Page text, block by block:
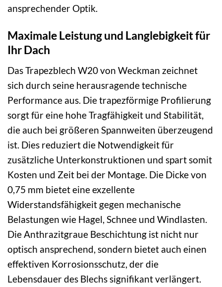
ansprechender Optik.
Maximale Leistung und Langlebigkeit für
Ihr Dach
Das Trapezblech W20 von Weckman zeichnet
sich durch seine herausragende technische
Performance aus. Die trapezförmige Profilierung
sorgt für eine hohe Tragfähigkeit und Stabilität,
die auch bei größeren Spannweiten überzeugend
ist. Dies reduziert die Notwendigkeit für
zusätzliche Unterkonstruktionen und spart somit
Kosten und Zeit bei der Montage. Die Dicke von
0,75 mm bietet eine exzellente
Widerstandsfähigkeit gegen mechanische
Belastungen wie Hagel, Schnee und Windlasten.
Die Anthrazitgraue Beschichtung ist nicht nur
optisch ansprechend, sondern bietet auch einen
effektiven Korrosionsschutz, der die
Lebensdauer des Blechs signifikant verlängert.